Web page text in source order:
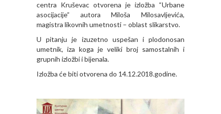
centra Kruševac otvorena je izložba “Urbane
asocijacije” autora Miloša Milosavljevića,
magistra likovnih umetnosti – oblast slikarstvo.
U pitanju je izuzetno uspešan i plodonosan
umetnik, iza koga je veliki broj samostalnih i
grupnih izložbi i bijenala.
Izložba će biti otvorena do 14.12.2018.godine.